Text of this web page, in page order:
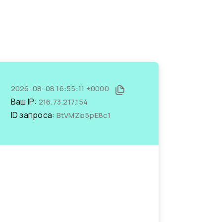
2026-08-08 16:55:11 +0000
Ваш IP: 216.73.217.154
ID запроса: BtVMZb5pE8c1